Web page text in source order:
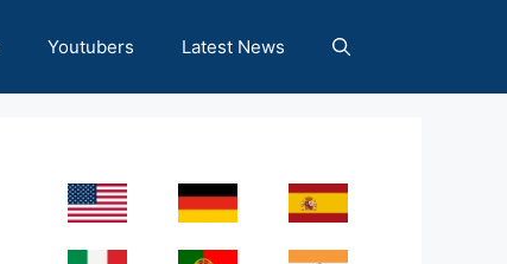
Youtubers Latest News